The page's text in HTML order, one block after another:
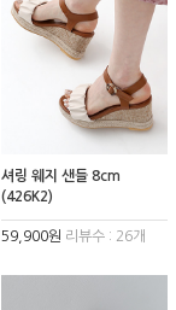
셔링 웨지 샌들 8cm
(426K2)
59,900원 리뷰수 : 26개